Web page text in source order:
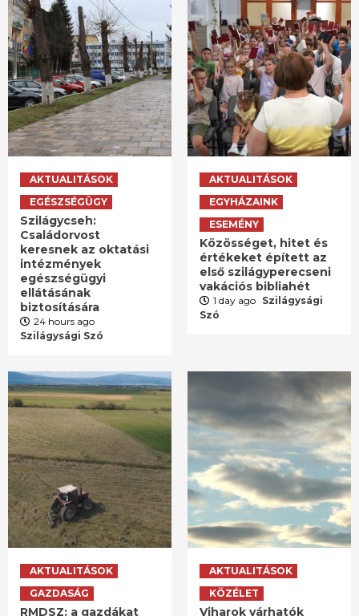
AKTUALITÁSOK
EGÉSZSÉGÜGY
Szilágycseh:
Családorvost
keresnek az oktatási
intézmények
egészségügyi
ellátásának
biztosítására
24 hours ago
Szilágysági Szó
AKTUALITÁSOK
EGYHÁZAINK
ESEMÉNY
Közösséget, hitet és
értékeket épített az
első szilágyperecseni
vakációs bibliahét
1 day ago Szilágysági
Szó
AKTUALITÁSOK
GAZDASÁG
RMDSZ: a gazdákat
AKTUALITÁSOK
KÖZÉLET
Viharok várhatók